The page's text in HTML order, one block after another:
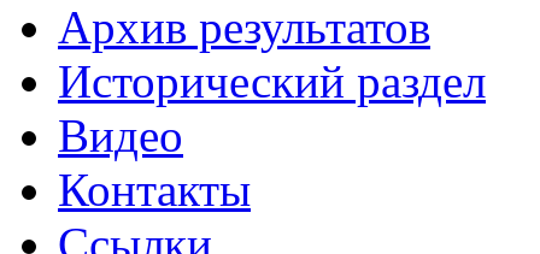
Архив результатов
Исторический раздел
Видео
Контакты